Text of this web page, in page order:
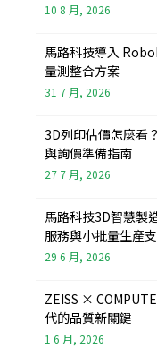
10 8 月, 2026
馬路科技導入
量測整合方案
31 7 月, 2026
3D列印估價怎麼看
與詢價準備指南
27 7 月, 2026
馬路科技3D智慧製
服務與小批量生產
29 6 月, 2026
ZEISS ×
代的品質新關鍵
1 6 月, 2026